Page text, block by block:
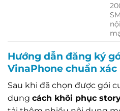
nội
Hướng dẫn đăng ký
VinaPhone chuẩn xác
Sau khi đã chọn được gói
dụng cách khôi phục